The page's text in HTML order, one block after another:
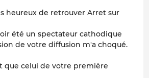
heureux de retrouver Arret sur
été un spectateur cathodique
de votre diffusion m'a choqué.
que celui de votre première